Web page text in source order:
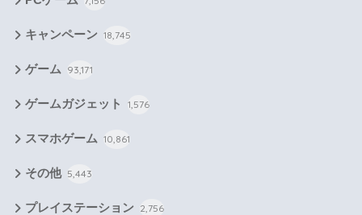
キャンペーン 18,745
ゲーム 93,171
ゲームガジェット 1,576
スマホゲーム 10,861
その他 5,443
プレイステーション 2,756